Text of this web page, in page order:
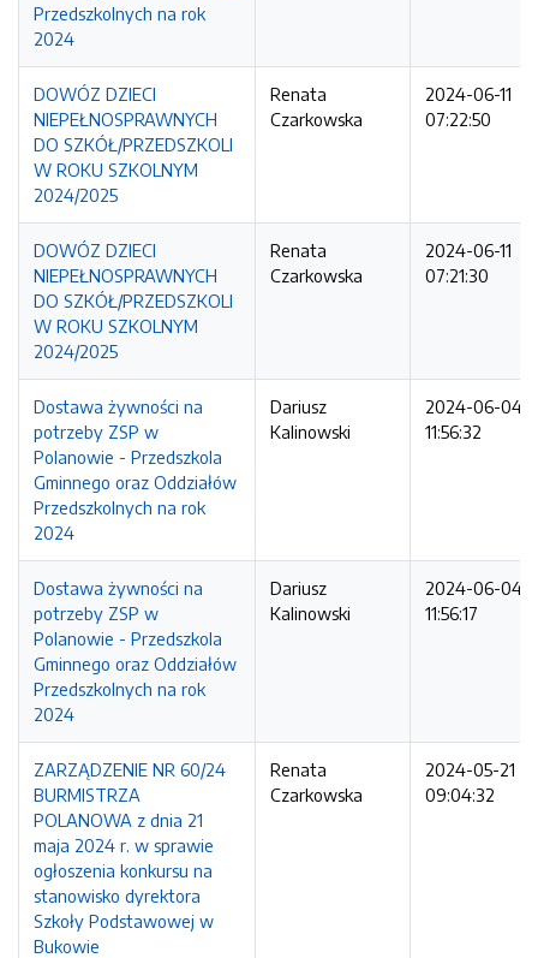
Przedszkolnych na rok
2024
DOWÓZ DZIECI
NIEPEŁNOSPRAWNYCH
DO SZKÓŁ/PRZEDSZKOLI
W ROKU SZKOLNYM
2024/2025
Renata
Czarkowska
2024-06-11
07:22:50
DOWÓZ DZIECI
NIEPEŁNOSPRAWNYCH
DO SZKÓŁ/PRZEDSZKOLI
W ROKU SZKOLNYM
2024/2025
Renata
Czarkowska
2024-06-11
07:21:30
Dostawa żywności na
potrzeby ZSP w
Polanowie - Przedszkola
Gminnego oraz Oddziałów
Przedszkolnych na rok
2024
Dariusz
Kalinowski
2024-06-04
11:56:32
Dostawa żywności na
potrzeby ZSP w
Polanowie - Przedszkola
Gminnego oraz Oddziałów
Przedszkolnych na rok
2024
Dariusz
Kalinowski
2024-06-04
11:56:17
ZARZĄDZENIE NR 60/24
BURMISTRZA
POLANOWA z dnia 21
maja 2024 r. w sprawie
ogłoszenia konkursu na
stanowisko dyrektora
Szkoły Podstawowej w
Bukowie
Renata
Czarkowska
2024-05-21
09:04:32